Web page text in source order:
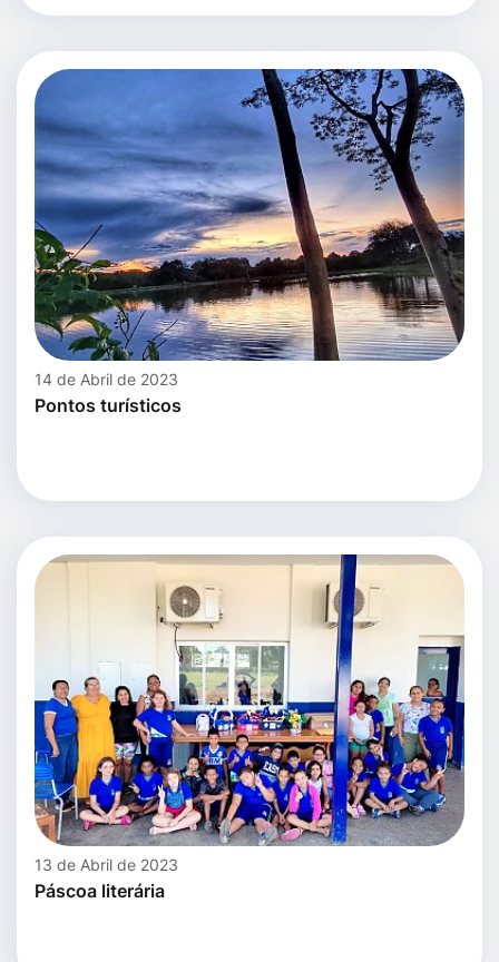
14 de Abril de 2023
Pontos turísticos
13 de Abril de 2023
Páscoa literária